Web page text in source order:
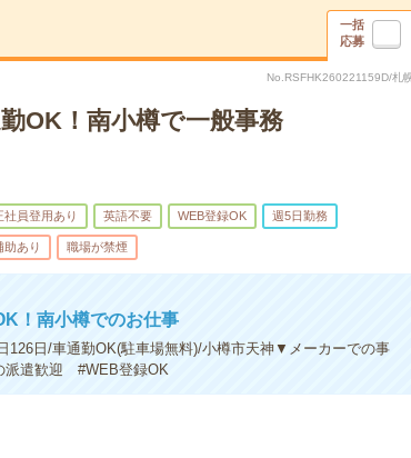
一括
応募
No.RSFHK260221159D/札
OK！南小樽で一般事務
社員登用あり 英語不要 WEB登録OK 週5日勤務
助あり 職場が禁煙
！南小樽でのお仕事
126日/車通勤OK(駐車場無料)/小樽市天神▼メーカーでの事
派遣歓迎 #WEB登録OK